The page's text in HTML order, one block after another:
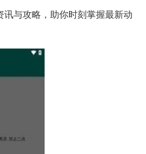
讯与攻略，助你时刻掌握最新动